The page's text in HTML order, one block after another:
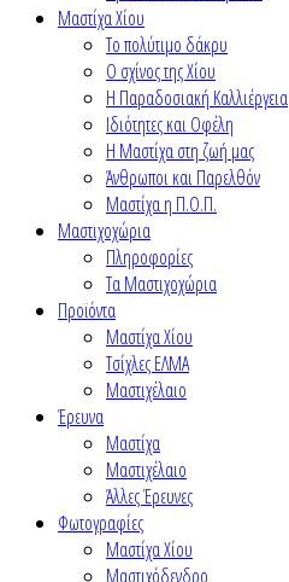
Μαστίχα Χίου
Το πολύτιμο δάκρυ
Ο σχίνος της Χίου
Η Παραδοσιακή Καλλιέργεια
Ιδιότητες και Οφέλη
Η Μαστίχα στη ζωή μας
Άνθρωποι και Παρελθόν
Μαστίχα η Π.Ο.Π.
Μαστιχοχώρια
Πληροφορίες
Τα Μαστιχοχώρια
Προϊόντα
Μαστίχα Χίου
Τσίχλες ΕΛΜΑ
Μαστιχέλαιο
Έρευνα
Μαστίχα
Μαστιχέλαιο
Άλλες Έρευνες
Φωτογραφίες
Μαστίχα Χίου
Μαστιχόδενδρο